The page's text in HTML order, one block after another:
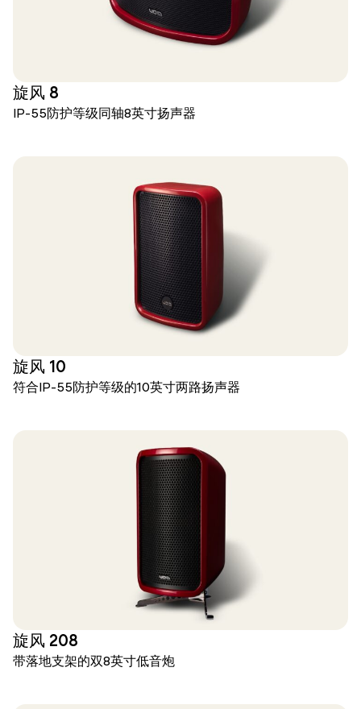
旋风 8
IP-55防护等级同轴8英寸扬声器
旋风 10
符合IP-55防护等级的10英寸两路扬声器
旋风 208
带落地支架的双8英寸低音炮